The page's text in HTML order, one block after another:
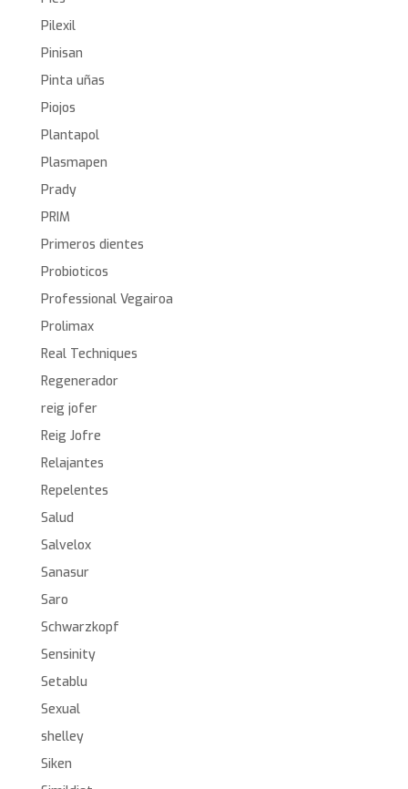
Pilexil
Pinisan
Pinta uñas
Piojos
Plantapol
Plasmapen
Prady
PRIM
Primeros dientes
Probioticos
Professional Vegairoa
Prolimax
Real Techniques
Regenerador
reig jofer
Reig Jofre
Relajantes
Repelentes
Salud
Salvelox
Sanasur
Saro
Schwarzkopf
Sensinity
Setablu
Sexual
shelley
Siken